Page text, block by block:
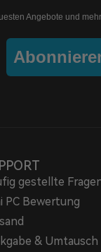
Angebote und
gestellte
PC Bewertung
& Umtausch